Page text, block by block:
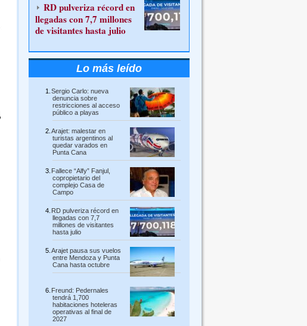
RD pulveriza récord en
llegadas con 7,7 millones
de visitantes hasta julio
Lo más leído
Sergio Carlo: nueva
denuncia sobre
restricciones al acceso
público a playas
Arajet: malestar en
turistas argentinos al
quedar varados en
Punta Cana
Fallece “Alfy” Fanjul,
copropietario del
complejo Casa de
Campo
RD pulveriza récord en
llegadas con 7,7
millones de visitantes
hasta julio
Arajet pausa sus vuelos
entre Mendoza y Punta
Cana hasta octubre
Freund: Pedernales
tendrá 1,700
habitaciones hoteleras
operativas al final de
2027